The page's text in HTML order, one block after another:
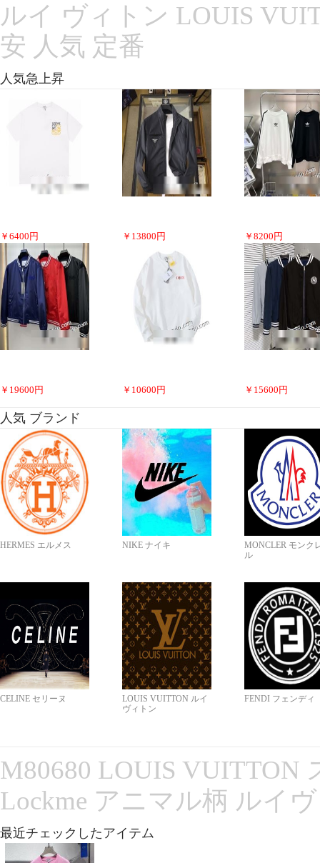
ルイ ヴィトン LOUIS
安 人気 定番
人気急上昇
￥ 6400 円 ￥ 13800 円 ￥ 8200 円
￥ 19600 円 ￥ 10600 円 ￥ 15600 円
人気 ブランド
HERMES エルメス NIKE ナイキ
MONCLER モンク
ル
CELINE セリーヌ
LOUIS VUITTON ルイ
ヴィトン
FENDI フェンディ
M80680 LOUIS VUITTON
Lockme アニマル柄 ルイ
最近チェックしたアイテム